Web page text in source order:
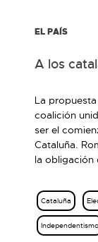
EL PAÍS
A los
La
coalición
ser el
Cataluña.
la obligación
Cataluña
Independentismo